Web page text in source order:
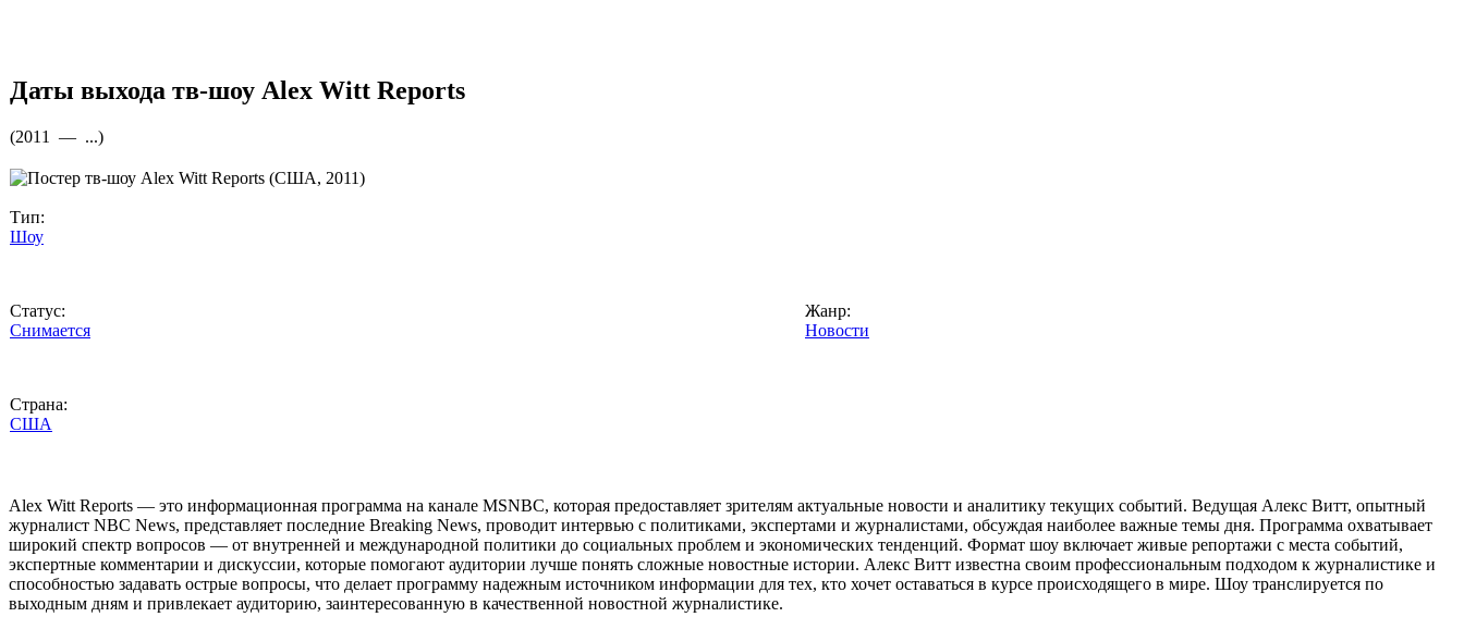
Даты выхода тв-шоу Alex Witt Reports
(2011 — ...)
Тип:
Шоу
Статус:
Снимается
Страна:
США
Жанр:
Новости
Alex Witt Reports — это информационная программа на канале MSNBC, которая предоставляет зрителям актуальные новости и аналитику текущих событий. Ведущая Алекс Витт, опытный
журналист NBC News, представляет последние Breaking News, проводит интервью с политиками, экспертами и журналистами, обсуждая наиболее важные темы дня. Программа охватывает
широкий спектр вопросов — от внутренней и международной политики до социальных проблем и экономических тенденций. Формат шоу включает живые репортажи с места событий,
экспертные комментарии и дискуссии, которые помогают аудитории лучше понять сложные новостные истории. Алекс Витт известна своим профессиональным подходом к журналистике и
способностью задавать острые вопросы, что делает программу надежным источником информации для тех, кто хочет оставаться в курсе происходящего в мире. Шоу транслируется по
выходным дням и привлекает аудиторию, заинтересованную в качественной новостной журналистике.